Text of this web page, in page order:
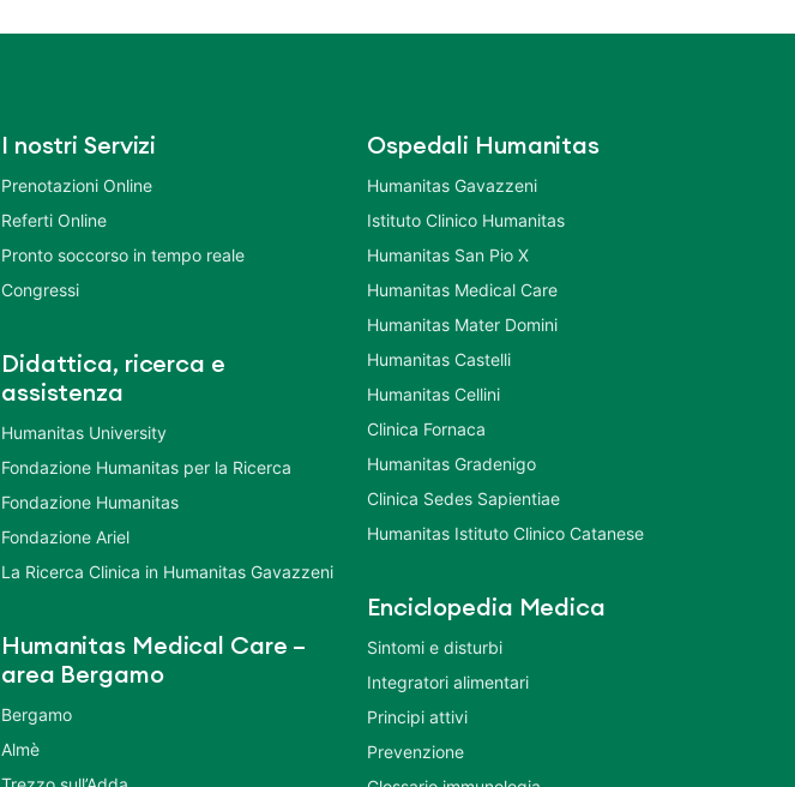
I nostri Servizi
Prenotazioni Online
Referti Online
Pronto soccorso in tempo reale
Congressi
Didattica, ricerca e
assistenza
Humanitas University
Fondazione Humanitas per la Ricerca
Fondazione Humanitas
Fondazione Ariel
La Ricerca Clinica in Humanitas Gavazzeni
Humanitas Medical Care –
area Bergamo
Bergamo
Almè
Ospedali Humanitas
Humanitas Gavazzeni
Istituto Clinico Humanitas
Humanitas San Pio X
Humanitas Medical Care
Humanitas Mater Domini
Humanitas Castelli
Humanitas Cellini
Clinica Fornaca
Humanitas Gradenigo
Clinica Sedes Sapientiae
Humanitas Istituto Clinico Catanese
Enciclopedia Medica
Sintomi e disturbi
Integratori alimentari
Principi attivi
Prevenzione